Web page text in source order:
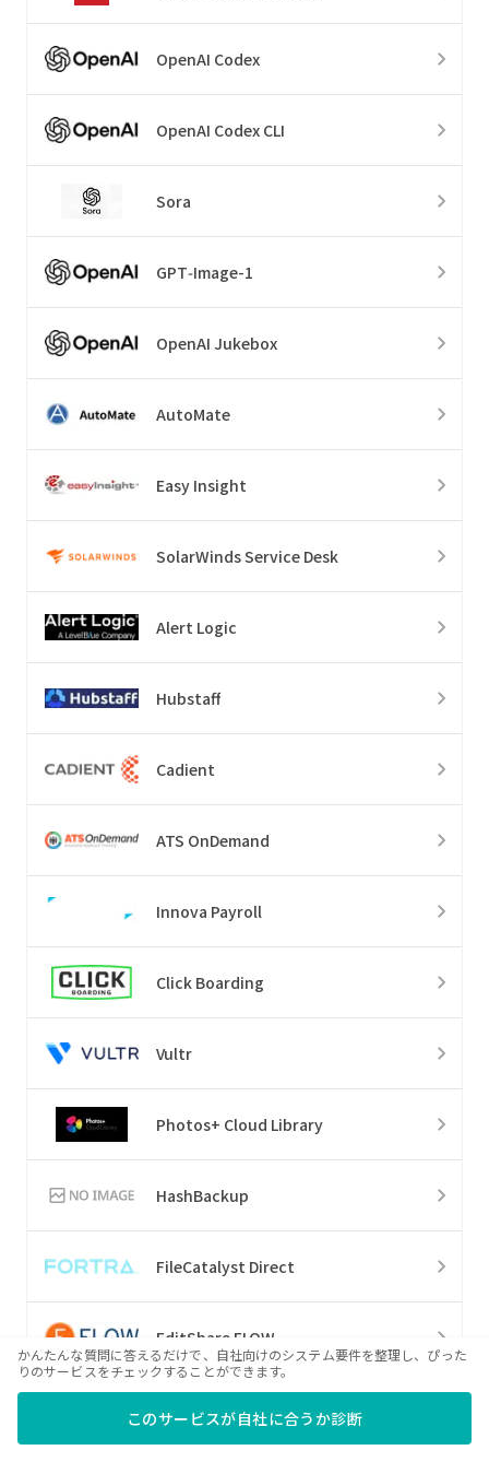
OpenAI Codex
OpenAI Codex CLI
Sora
GPT‑Image-1
OpenAI Jukebox
AutoMate
Easy Insight
SolarWinds Service Desk
Alert Logic
Hubstaff
Cadient
ATS OnDemand
Innova Payroll
Click Boarding
Vultr
Photos+ Cloud Library
HashBackup
FileCatalyst Direct
EditShare FLOW
Lineup
かんたんな質問に答えるだけで、自社向けのシステム要件を整理し、ぴった
りのサービスをチェックすることができます。
このサービスが自社に合うか診断